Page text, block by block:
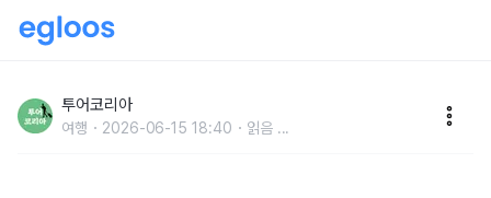
품인 녹색휴식처
투어코리아
여행 2026-06-15 18:40 읽음 ...